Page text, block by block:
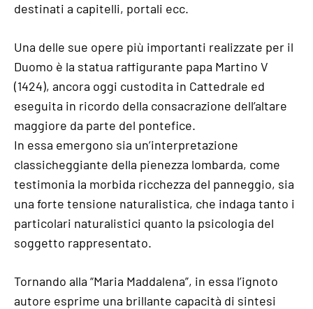
destinati a capitelli, portali ecc.
Una delle sue opere più importanti realizzate per il
Duomo è la statua raffigurante papa Martino V
(1424), ancora oggi custodita in Cattedrale ed
eseguita in ricordo della consacrazione dell’altare
maggiore da parte del pontefice.
In essa emergono sia un’interpretazione
classicheggiante della pienezza lombarda, come
testimonia la morbida ricchezza del panneggio, sia
una forte tensione naturalistica, che indaga tanto i
particolari naturalistici quanto la psicologia del
soggetto rappresentato.
Tornando alla “Maria Maddalena”, in essa l’ignoto
autore esprime una brillante capacità di sintesi